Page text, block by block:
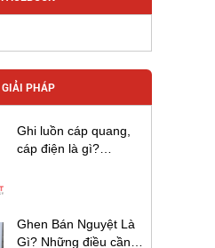
GIẢI PHÁP
Ghi luồn cáp quang,
cáp điện là gì?
Ghen Bán Nguyệt Là
Gì? Những điều cần